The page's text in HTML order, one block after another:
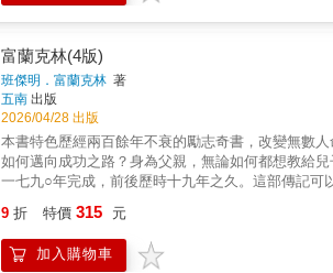
富蘭克林(4版)
班傑明．富蘭克林 著
五南 出版
2026/04/28 出版
本書特色歷經兩百餘年不衰的勵志奇書，改變無數
如何邁向成功之路？身為父親，無論如何都想教給
一七九○年完成，前後歷時十九年之久。這部傳記可
林寫出了「美國夢」，「到美國去發財致富」成了
規，成為一部小說自傳體，被譽為清教徒的《奧德賽
9 折 特價 315 元
加入購物車